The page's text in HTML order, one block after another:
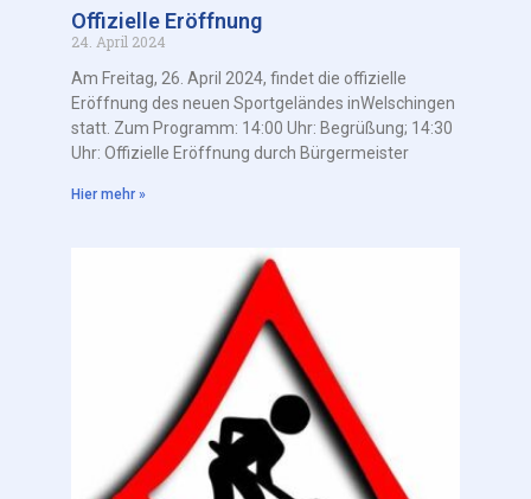
Offizielle Eröffnung
24. April 2024
Am Freitag, 26. April 2024, findet die offizielle
Eröffnung des neuen Sportgeländes inWelschingen
statt. Zum Programm: 14:00 Uhr: Begrüßung; 14:30
Uhr: Offizielle Eröffnung durch Bürgermeister
Hier mehr »